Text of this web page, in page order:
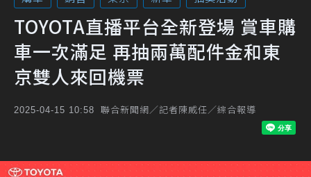
TOYOTA直播平台全新登場 賞車購
車一次滿足 再抽兩萬配件金和東
京雙人來回機票
2025-04-15 10:58 聯合新聞網／記者陳威任／綜合報導